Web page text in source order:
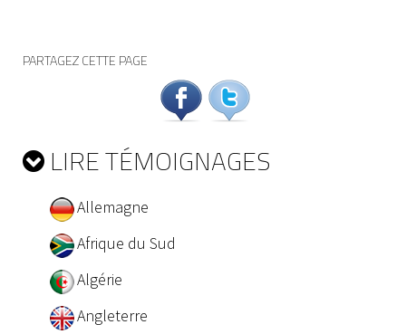
PARTAGEZ CETTE PAGE
LIRE TÉMOIGNAGES
Allemagne
Afrique du Sud
Algérie
Angleterre